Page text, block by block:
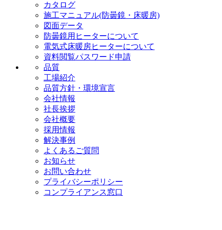
カタログ
施工マニュアル(防曇鏡・床暖房)
図面データ
防曇鏡用ヒーターについて
電気式床暖房ヒーターについて
資料閲覧パスワード申請
品質
工場紹介
品質方針・環境宣言
会社情報
社長挨拶
会社概要
採用情報
解決事例
よくあるご質問
お知らせ
お問い合わせ
プライバシーポリシー
コンプライアンス窓口